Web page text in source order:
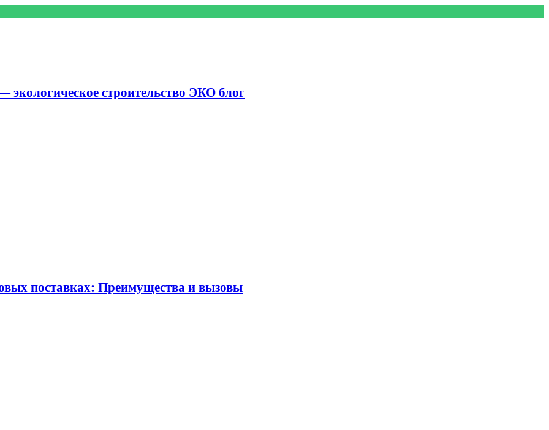
экологическое строительство ЭКО блог
поставках: Преимущества и вызовы